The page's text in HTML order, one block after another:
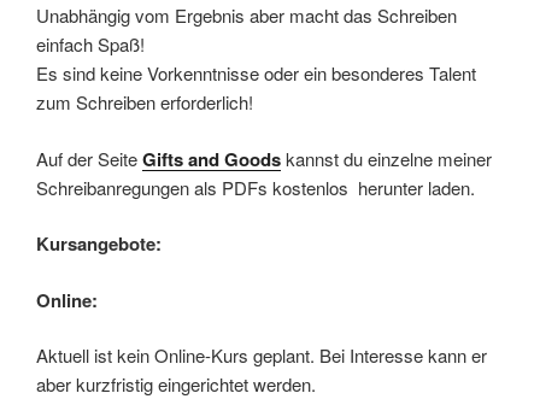
Unabhängig vom Ergebnis aber macht das Schreiben
einfach Spaß!
Es sind keine Vorkenntnisse oder ein besonderes Talent
zum Schreiben erforderlich!
Auf der SeiteGifts and Goodskannst du einzelne meiner
Schreibanregungen als PDFs kostenlos herunter laden.
Kursangebote:
Online:
Aktuell ist kein Online-Kurs geplant. Bei Interesse kann er
aber kurzfristig eingerichtet werden.